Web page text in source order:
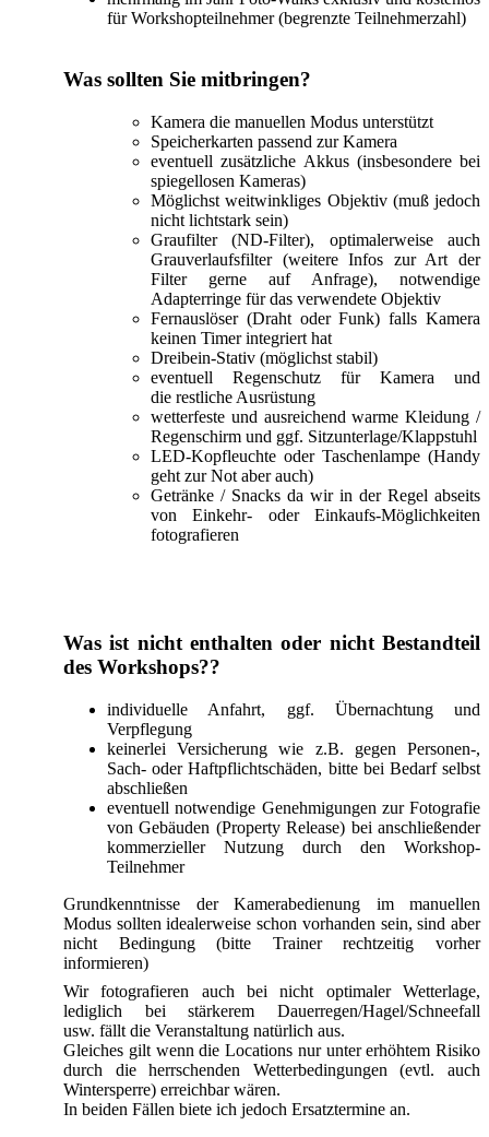
für Workshopteilnehmer (begrenzte Teilnehmerzahl)
Was sollten Sie mitbringen?
Kamera die manuellen Modus unterstützt
Speicherkarten passend zur Kamera
eventuell zusätzliche Akkus (insbesondere bei
spiegellosen Kameras)
Möglichst weitwinkliges Objektiv (muß jedoch
nicht lichtstark sein)
Graufilter (ND-Filter), optimalerweise auch
Grauverlaufsfilter (weitere Infos zur Art der
Filter gerne auf Anfrage), notwendige
Adapterringe für das verwendete Objektiv
Fernauslöser (Draht oder Funk) falls Kamera
keinen Timer integriert hat
Dreibein-Stativ (möglichst stabil)
eventuell Regenschutz für Kamera und
die restliche Ausrüstung
wetterfeste und ausreichend warme Kleidung /
Regenschirm und ggf. Sitzunterlage/Klappstuhl
LED-Kopfleuchte oder Taschenlampe (Handy
geht zur Not aber auch)
Getränke / Snacks da wir in der Regel abseits
von Einkehr- oder Einkaufs-Möglichkeiten
fotografieren
Was ist nicht enthalten oder nicht Bestandteil
des Workshops??
individuelle Anfahrt, ggf. Übernachtung und
Verpflegung
keinerlei Versicherung wie z.B. gegen Personen-,
Sach- oder Haftpflichtschäden, bitte bei Bedarf selbst
abschließen
eventuell notwendige Genehmigungen zur Fotografie
von Gebäuden (Property Release) bei anschließender
kommerzieller Nutzung durch den Workshop-
Teilnehmer
Grundkenntnisse der Kamerabedienung im manuellen
Modus sollten idealerweise schon vorhanden sein, sind aber
nicht Bedingung (bitte Trainer rechtzeitig vorher
informieren)
Wir fotografieren auch bei nicht optimaler Wetterlage,
lediglich bei stärkerem Dauerregen/Hagel/Schneefall
usw. fällt die Veranstaltung natürlich aus.
Gleiches gilt wenn die Locations nur unter erhöhtem Risiko
durch die herrschenden Wetterbedingungen (evtl. auch
Wintersperre) erreichbar wären.
In beiden Fällen biete ich jedoch Ersatztermine an.